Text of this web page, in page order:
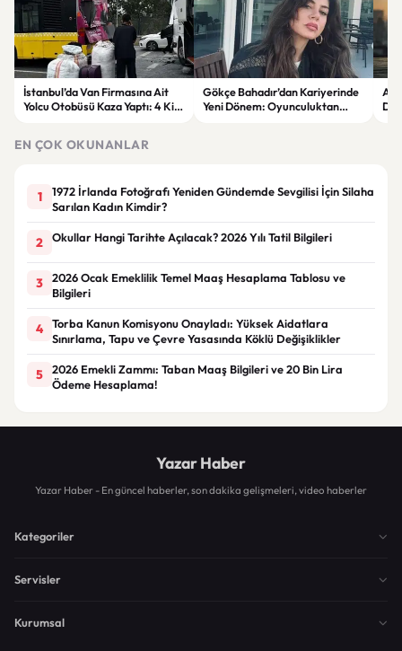
İstanbul’da Van Firmasına Ait
Yolcu Otobüsü Kaza Yaptı: 4 Kişi
Gökçe Bahadır’dan Kariyerinde
Yeni Dönem: Oyunculuktan
EN ÇOK OKUNANLAR
1
1972 İrlanda Fotoğrafı Yeniden Gündemde Sevgilisi İçin Silaha
Sarılan Kadın Kimdir?
2 Okullar Hangi Tarihte Açılacak? 2026 Yılı Tatil Bilgileri
3
2026 Ocak Emeklilik Temel Maaş Hesaplama Tablosu ve
Bilgileri
4
Torba Kanun Komisyonu Onayladı: Yüksek Aidatlara
Sınırlama, Tapu ve Çevre Yasasında Köklü Değişiklikler
5
2026 Emekli Zammı: Taban Maaş Bilgileri ve 20 Bin Lira
Ödeme Hesaplama!
Yazar Haber
Yazar Haber - En güncel haberler, son dakika gelişmeleri, video haberler
Kategoriler
Servisler
Kurumsal